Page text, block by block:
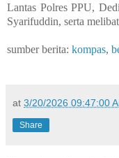
Lantas Polres PPU,
Syarifuddin, serta
sumber berita: kompas,
at 3/20/2026 09:47:00
Share